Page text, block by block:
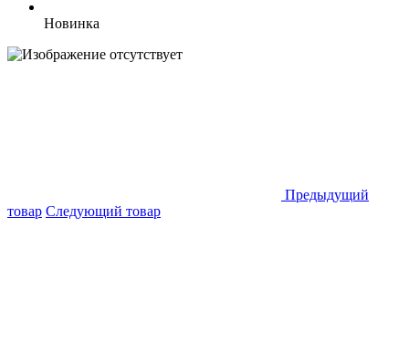
Новинка
Предыдущий
товар Следующий товар